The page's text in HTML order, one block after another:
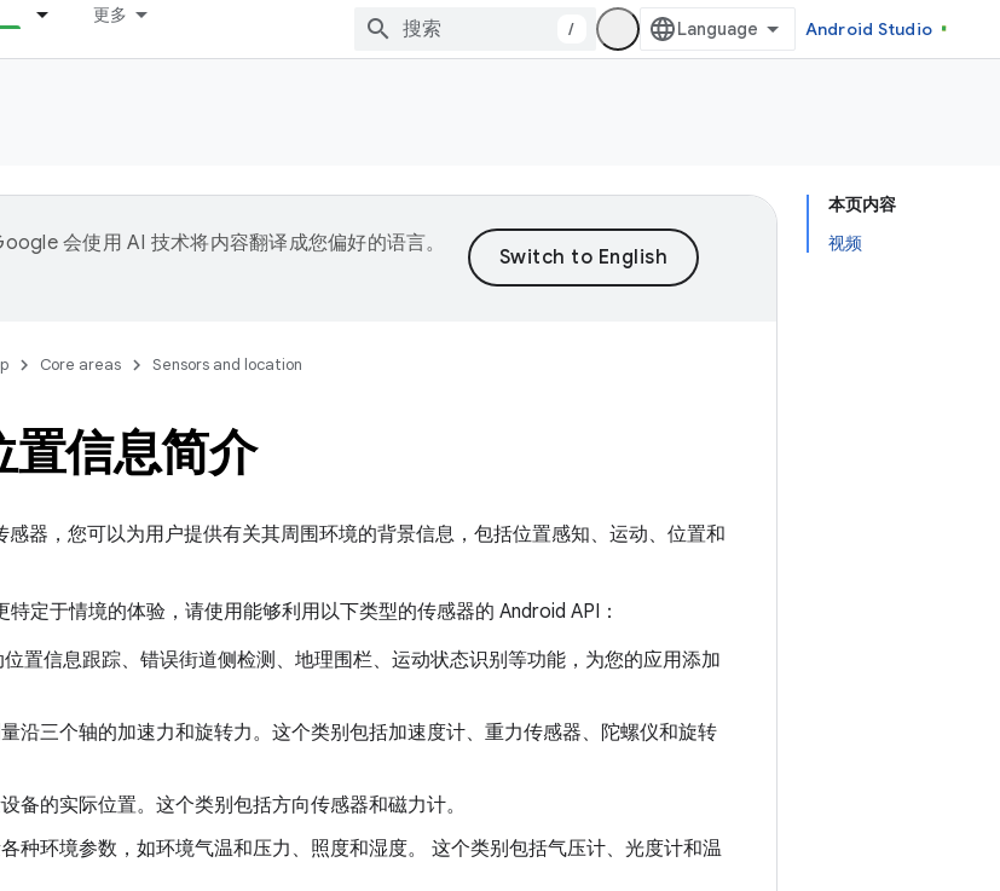
更多
/ Android Studio
本页内容
视频
会使用 AI 技术将内容翻译成您偏好的语言。
Core areas Sensors and location
置信息简介
感器，您可以为用户提供有关其周围环境的背景信息，包括位置感知、运动、位置和
定于情境的体验，请使用能够利用以下类型的传感器的 Android API：
位置信息跟踪、错误街道侧检测、地理围栏、运动状态识别等功能，为您的应用添加
沿三个轴的加速力和旋转力。这个类别包括加速度计、重力传感器、陀螺仪和旋转
备的实际位置。这个类别包括方向传感器和磁力计。
种环境参数，如环境气温和压力、照度和湿度。 这个类别包括气压计、光度计和温